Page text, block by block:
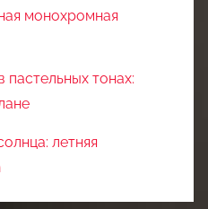
монохромная
пастельных тонах:
летняя